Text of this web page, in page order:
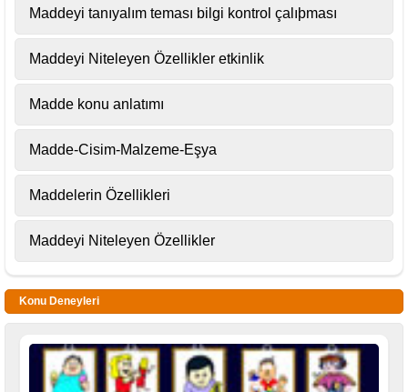
Maddeyi tanıyalım teması bilgi kontrol çalıþması
Maddeyi Niteleyen Özellikler etkinlik
Madde konu anlatımı
Madde-Cisim-Malzeme-Eşya
Maddelerin Özellikleri
Maddeyi Niteleyen Özellikler
Konu Deneyleri